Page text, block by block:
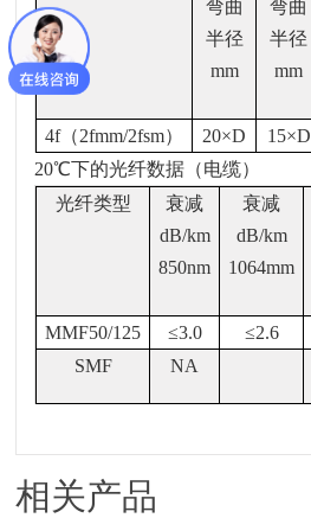
弯曲
半径
mm
弯曲
半径
mm
4f（2fmm/2fsm） 20×D 15×D
20℃下的光纤数据（电缆）
光纤类型
衰减
dB/km
850nm
衰减
dB/km
1064mm
MMF50/125
≤3.0 ≤2.6
SMF
NA
相关产品